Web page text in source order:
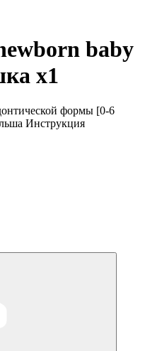
baby
x1
формы [0-6
Инструкция